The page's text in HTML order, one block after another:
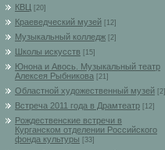
КВЦ [20]
Краеведческий музей [12]
Музыкальный колледж [2]
Школы искусств [15]
Юнона и Авось. Музыкальный театр
Алексея Рыбникова
[21]
Областной художественный музей [2]
Встреча 2011 года в Драмтеатр [12]
Рождественские встречи в
Курганском отделении Российского
фонда культуры
[33]